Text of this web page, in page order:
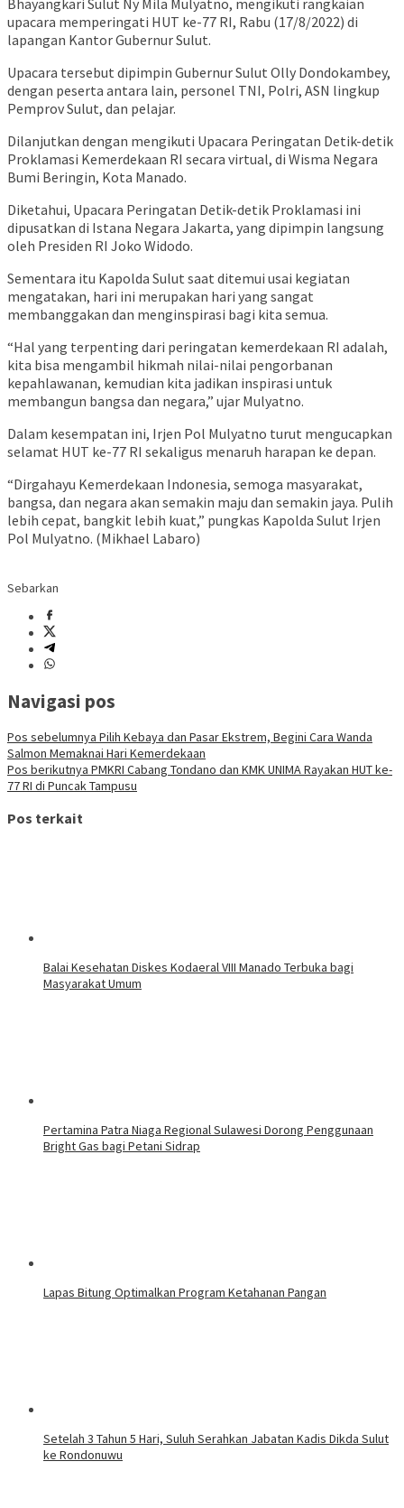
upacara memperingati HUT ke-77 RI, Rabu (17/8/2022) di
lapangan Kantor Gubernur Sulut.
Upacara tersebut dipimpin Gubernur Sulut Olly Dondokambey,
dengan peserta antara lain, personel TNI, Polri, ASN lingkup
Pemprov Sulut, dan pelajar.
Dilanjutkan dengan mengikuti Upacara Peringatan Detik-detik
Proklamasi Kemerdekaan RI secara virtual, di Wisma Negara
Bumi Beringin, Kota Manado.
Diketahui, Upacara Peringatan Detik-detik Proklamasi ini
dipusatkan di Istana Negara Jakarta, yang dipimpin langsung
oleh Presiden RI Joko Widodo.
Sementara itu Kapolda Sulut saat ditemui usai kegiatan
mengatakan, hari ini merupakan hari yang sangat
membanggakan dan menginspirasi bagi kita semua.
“Hal yang terpenting dari peringatan kemerdekaan RI adalah,
kita bisa mengambil hikmah nilai-nilai pengorbanan
kepahlawanan, kemudian kita jadikan inspirasi untuk
membangun bangsa dan negara,” ujar Mulyatno.
Dalam kesempatan ini, Irjen Pol Mulyatno turut mengucapkan
selamat HUT ke-77 RI sekaligus menaruh harapan ke depan.
“Dirgahayu Kemerdekaan Indonesia, semoga masyarakat,
bangsa, dan negara akan semakin maju dan semakin jaya. Pulih
lebih cepat, bangkit lebih kuat,” pungkas Kapolda Sulut Irjen
Pol Mulyatno. (Mikhael Labaro)
Sebarkan
Navigasi pos
Pos sebelumnya Pilih Kebaya dan Pasar Ekstrem, Begini Cara Wanda
Salmon Memaknai Hari Kemerdekaan
Pos berikutnya PMKRI Cabang Tondano dan KMK UNIMA Rayakan HUT ke-
77 RI di Puncak Tampusu
Pos terkait
Balai Kesehatan Diskes Kodaeral VIII Manado Terbuka bagi
Masyarakat Umum
Pertamina Patra Niaga Regional Sulawesi Dorong Penggunaan
Bright Gas bagi Petani Sidrap
Lapas Bitung Optimalkan Program Ketahanan Pangan
Setelah 3 Tahun 5 Hari, Suluh Serahkan Jabatan Kadis Dikda Sulut
ke Rondonuwu